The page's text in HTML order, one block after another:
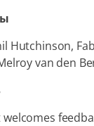
Hutchinson,
van den